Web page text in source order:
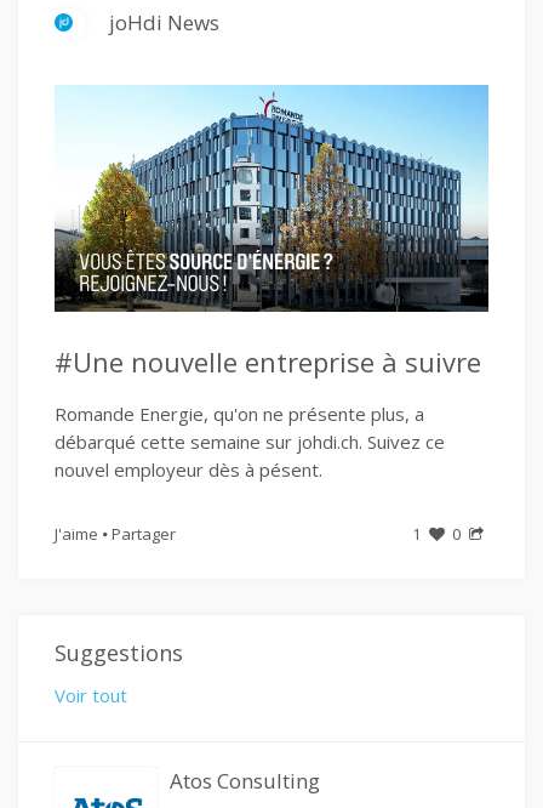
joHdi News
#Une nouvelle entreprise à suivre
Romande Energie, qu'on ne présente plus, a
débarqué cette semaine sur johdi.ch. Suivez ce
nouvel employeur dès à pésent.
J'aime Partager 1 0
Suggestions
Voir tout
Atos Consulting